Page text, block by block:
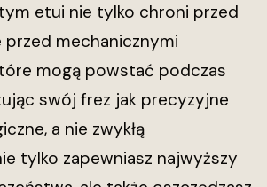
etui nie tylko chroni przed
przed mechanicznymi
mogą powstać podczas
swój frez jak precyzyjne
a nie zwykłą
tylko zapewniasz najwyższy